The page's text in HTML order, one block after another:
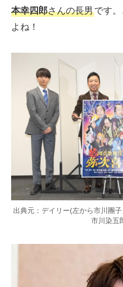
本幸四郎さんの長男です
よね！
出典元：デイリー(左から市川團
市川染五